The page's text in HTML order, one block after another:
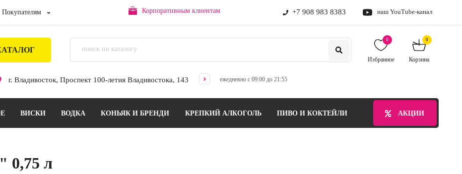
Покупателям Корпоративным клиентам +7 908 983 8383 наш YouTube-канал
0
Избранное
0
Корзина
г. Владивосток, Проспект 100-летия Владивостока, 143 ежедневно с 09:00 до 21:55
ВИСКИ ВОДКА КОНЬЯК И БРЕНДИ КРЕПКИЙ АЛКОГОЛЬ ПИВО И КОКТЕЙЛИ БЕЗАЛКОГОЛЬНЫЕ
АКЦИИ
0,75 л